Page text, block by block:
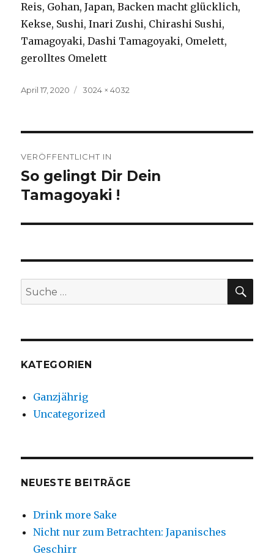
Reis, Gohan, Japan, Backen macht glücklich,
Kekse, Sushi, Inari Zushi, Chirashi Sushi,
Tamagoyaki, Dashi Tamagoyaki, Omelett,
gerolltes Omelett
Veröffentlicht
April 17, 2020
Volle
3024 × 4032
VERÖFFENTLICHT IN
So gelingt Dir Dein
Tamagoyaki !
Suche
nach:
KATEGORIEN
Ganzjährig
Uncategorized
NEUESTE BEITRÄGE
Drink more Sake
Nicht nur zum Betrachten: Japanisches
Geschirr